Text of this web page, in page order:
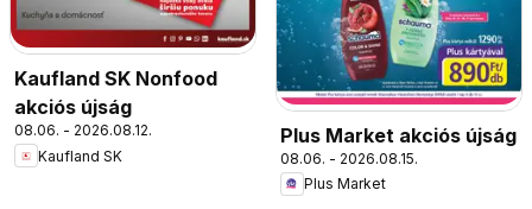
Kaufland SK Nonfood
akciós újság
08.06. - 2026.08.12.
Kaufland SK
Plus Market akciós újság
08.06. - 2026.08.15.
Plus Market